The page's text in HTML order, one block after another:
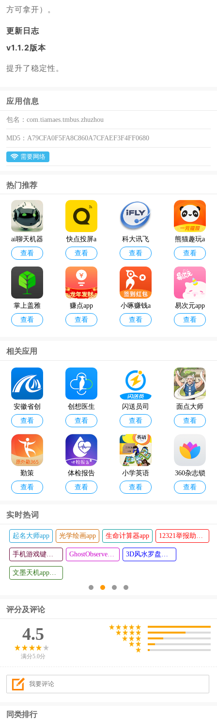
方可拿开）。
更新日志
v1.1.2版本
提升了稳定性。
应用信息
包名：com.tiamaes.tmbus.zhuzhou
MD5： A79CFA0F5FA8C860A7CFAEF3F4FF0680
需要网络
热门推荐
ai聊天机器
人
查看
快点投屏a
pp
查看
科大讯飞
语音引擎
最新版
查看
熊猫趣玩a
pp官方版
查看
掌上盖雅
考勤app官
查看
赚点app
查看
小啄赚钱a
pp
查看
易次元app
查看
12398能源
监管热线a
pp官方版
查看
geektyper
模拟黑客
软件手机
版
查看
相关应用
安徽省创
业服务云
平台2024
最新版
查看
创想医生
查看
闪送员司
机端app
查看
面点大师
游戏最新
查看
勤策
查看
体检报告
助手app
查看
小学英语
同步学堂
查看
360杂志锁
屏
查看
秀美新丰
官方版
查看
智邦学车
软件
查看
实时热词
起名大师app 光学绘画app 生命计算器app
评分及评论
4.5
满分5.0分
同类排行